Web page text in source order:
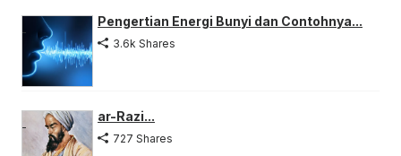
Pengertian Energi Bunyi dan Contohnya...
3.6k Shares
ar-Razi...
727 Shares